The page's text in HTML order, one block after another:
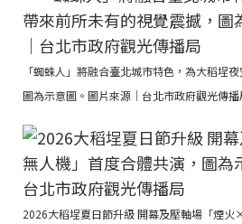
「蜘蛛人」將融合臺北城市特色，為大稻埕
圖為示意圖。圖片來源｜台北市政府觀光傳播
2026大稻埕夏日節升級 開幕及壓軸場「煙